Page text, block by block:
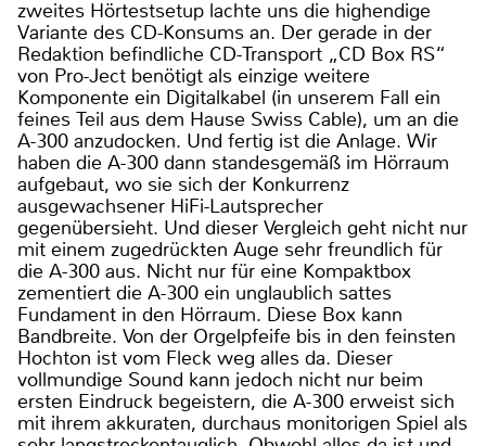
zweites Hörtestsetup lachte uns die highendige
Variante des CD-Konsums an. Der gerade in der
Redaktion befindliche CD-Transport „CD Box RS“
von Pro-Ject benötigt als einzige weitere
Komponente ein Digitalkabel (in unserem Fall ein
feines Teil aus dem Hause Swiss Cable), um an die
A-300 anzudocken. Und fertig ist die Anlage. Wir
haben die A-300 dann standesgemäß im Hörraum
aufgebaut, wo sie sich der Konkurrenz
ausgewachsener HiFi-Lautsprecher
gegenübersieht. Und dieser Vergleich geht nicht nur
mit einem zugedrückten Auge sehr freundlich für
die A-300 aus. Nicht nur für eine Kompaktbox
zementiert die A-300 ein unglaublich sattes
Fundament in den Hörraum. Diese Box kann
Bandbreite. Von der Orgelpfeife bis in den feinsten
Hochton ist vom Fleck weg alles da. Dieser
vollmundige Sound kann jedoch nicht nur beim
ersten Eindruck begeistern, die A-300 erweist sich
mit ihrem akkuraten, durchaus monitorigen Spiel als